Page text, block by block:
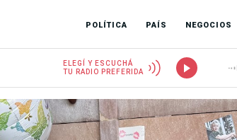
POLÍTICA PAÍS NEGOCIOS
ELEGÍ Y ESCUCHÁ
TU RADIO PREFERIDA